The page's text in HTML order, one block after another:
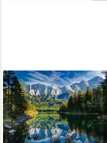
RAVENSBURGER
Puzzle Eibsee mit
Wettersteingebirge und
Zugspitze, 1000 Puzzleteile,
Made in Germany
(5)